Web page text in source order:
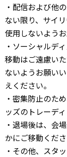
・配信および他
ない限り、サイ
使用しないようお
・ソーシャルデ
移動はご遠慮い
ないようお願い
えください。
・密集防止のた
ッズのトレーデ
・退場後は、会
かにご移動くださ
・その他、スタ